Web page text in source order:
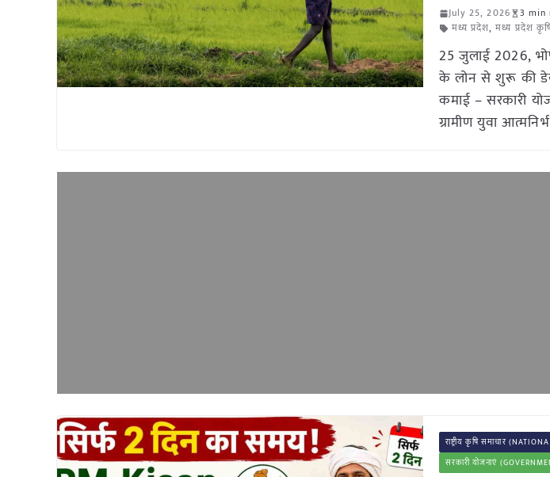
July 25, 2026
3 min
मध्य प्रदेश,मध्य प्रदेश
25 जुलाई 2026,
के लोन से शुरू की
कमाई – सरकारी
ग्रामीण युवा
राष्ट्रीय कृषि समाचार
सरकारी योजनाएं